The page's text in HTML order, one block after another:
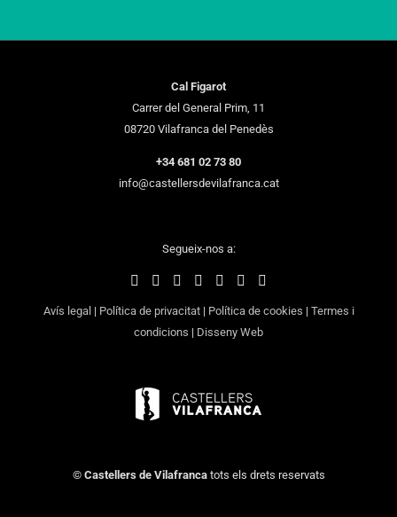
Cal Figarot
Carrer del General Prim, 11
08720 Vilafranca del Penedès
+34 681 02 73 80
info@castellersdevilafranca.cat
Segueix-nos a:
Avís legal | Política de privacitat| Política de cookies | Termes i
condicions | Disseny Web
© Castellers de Vilafrancatots els drets reservats